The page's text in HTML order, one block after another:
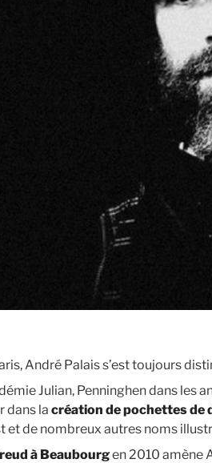
André Palais s’est toujours
Julian, Penninghen dans
dans la création de pochettes de
et de nombreux autres noms
à Beaubourgen 2010 amène